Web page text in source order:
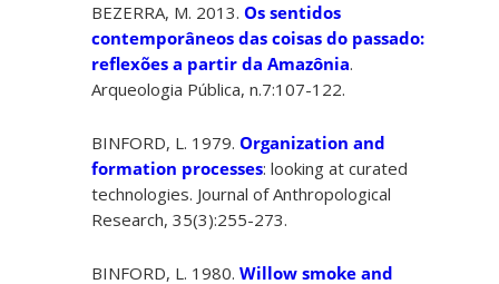
BEZERRA, M. 2013.Os sentidos
contemporâneos das coisas do passado:
reflexões a partir da Amazônia.
Arqueologia Pública, n.7:107-122.
BINFORD, L. 1979.Organization and
formation processes: looking at curated
technologies. Journal of Anthropological
Research, 35(3):255-273.
BINFORD, L. 1980.Willow smoke and